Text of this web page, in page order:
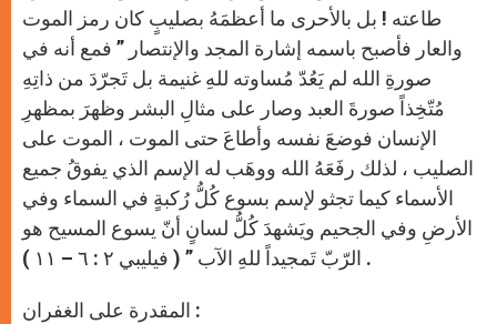
r
طاعته ! بل بالأحرى ما أعظمَهُ بصليبٍ كان رمز الموت
والعار فأصبح باسمه إشارة المجد والإنتصار ” فمع أنه في
صورةِ الله لم يَعُدّ مُساوته للهِ غنيمة بل تَجرّدَ من ذاتِهِ
مُتّخِذاً صورةَ العبد وصار على مثالِ البشر وظهرَ بمظهرِ
الإنسان فوضعَ نفسه وأطاعَ حتى الموت ، الموت على
الصليب ، لذلك رفَعَهُ الله ووهَب له الإسم الذي يفوقُ جميع
الأسماء كيما تجثو لإسم بسوع كُلُّ رُكبةٍ في السماء وفي
الأرضِ وفي الجحيم ويَشهدَ كُلُّ لسانٍ أنّ يسوع المسيح هو
الرّبّ تَمجيداً للهِ الآب ” ( فيليبي ٢ : ٦ – ١١ ) .
المقدرة على الغفران :